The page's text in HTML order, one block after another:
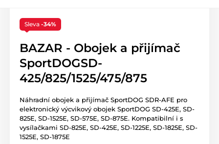
Sleva -34%
BAZAR - Obojek a přijímač
SportDOGSD-
425/825/1525/475/875
Náhradní obojek a přijímač SportDOG SDR-AFE pro
elektronický výcvikový obojek SportDOG SD-425E, SD-
825E, SD-1525E, SD-575E, SD-875E. Kompatibilní i s
vysílačkami SD-825E, SD-425E, SD-1225E, SD-1825E, SD-
1525E, SD-1875E